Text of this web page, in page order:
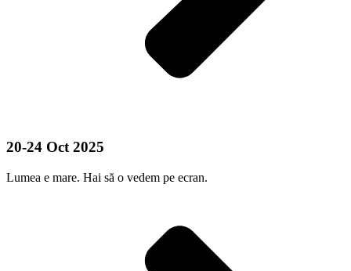
20-24 Oct 2025
Lumea e mare. Hai să o vedem pe ecran.